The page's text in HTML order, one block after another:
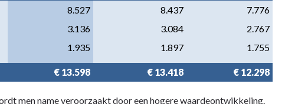
8.527 8.437
7.776
3.136 3.084
2.767
1.935 1.897 1.755
€ 13.598 € 13.418 € 12.298
men name veroorzaakt door een hogere waardeontwikkeling.